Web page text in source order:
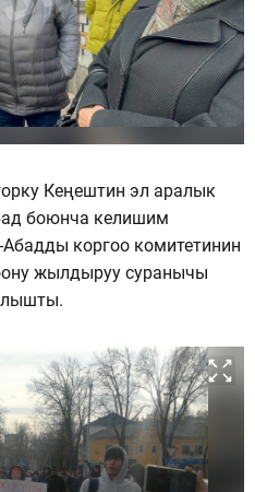
Кеңештин эл аралык
боюнча келишим
коргоо комитетинин
жылдыруу суранычы